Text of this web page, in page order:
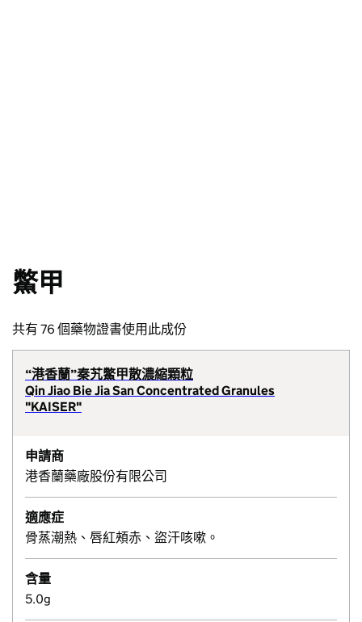
鱉甲
共有 76 個藥物證書使用此成份
“港香蘭”秦艽鱉甲散濃縮顆粒
Qin Jiao Bie Jia San Concentrated Granules
"KAISER"
申請商
港香蘭藥廠股份有限公司
適應症
骨蒸潮熱、唇紅頰赤、盜汗咳嗽。
含量
5.0g